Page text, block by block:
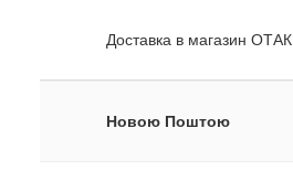
Доставка в магазин ОТАК
Новою Поштою